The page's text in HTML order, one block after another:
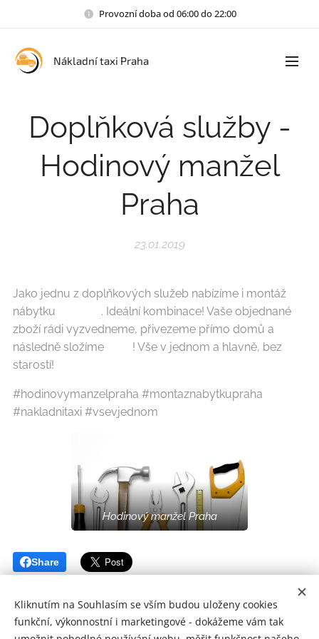
Provozní doba od 06:00 do 22:00
Nákladní taxi Praha
Doplňková služby -
Hodinový manžel
Praha
23.01.2019
Jako jednu z doplňkových služeb nabízíme i montáž
nábytku 👷‍♂️🛠️⚒️. Ideální kombinace! Vaše objednané
zboží rádi vyzvedneme, přivezeme přímo domů a
následně složíme🔧⛏️! Vše v jednom a hlavně, bez
starostí!✔️😏
#hodinovymanzelpraha #montaznabytkupraha
#nakladnitaxi #vsevjednom
Hodinový manžel Praha
Share
Kliknutím na Souhlasím se vším budou uloženy cookies
funkční, výkonnostní i marketingové - dokážeme vám tak